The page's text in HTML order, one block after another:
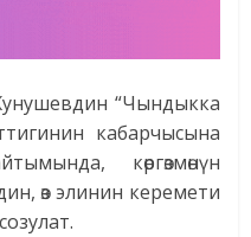
“Чындыкка
кабарчысына
көргөзмөнүн
өз элинин керемети